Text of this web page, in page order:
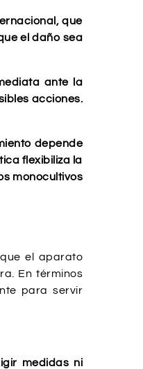
que
el daño sea
ante la
acciones.
depende
flexibiliza la
monocultivos
el aparato
En términos
para servir
medidas ni